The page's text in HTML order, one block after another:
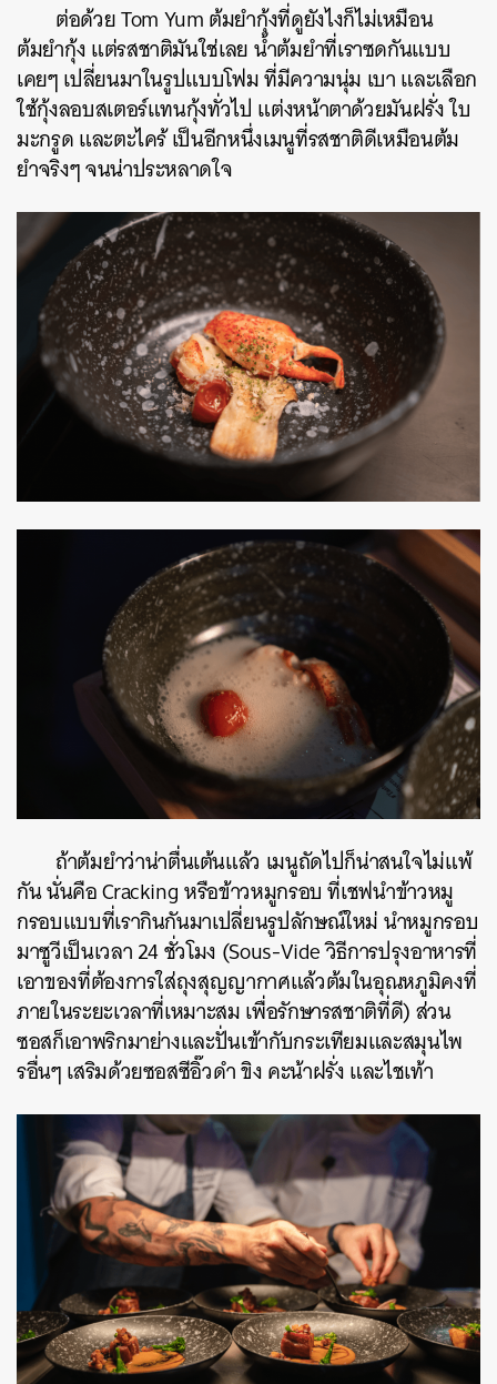
ต่อด้วย Tom Yum ต้มยำกุ้งที่ดูยังไงก็ไม่เหมือน
ต้มยำกุ้ง แต่รสชาติมันใช่เลย น้ำต้มยำที่เราซดกันแบบ
เคยๆ เปลี่ยนมาในรูปแบบโฟม ที่มีความนุ่ม เบา และเลือก
ใช้กุ้งลอบสเตอร์แทนกุ้งทั่วไป แต่งหน้าตาด้วยมันฝรั่ง ใบ
มะกรูด และตะไคร้ เป็นอีกหนึ่งเมนูที่รสชาติดีเหมือนต้ม
ยำจริงๆ จนน่าประหลาดใจ
ถ้าต้มยำว่าน่าตื่นเต้นแล้ว เมนูถัดไปก็น่าสนใจไม่แพ้
กัน นั่นคือ Cracking หรือข้าวหมูกรอบ ที่เชฟนำข้าวหมู
กรอบแบบที่เรากินกันมาเปลี่ยนรูปลักษณ์ใหม่ นำหมูกรอบ
มาซูวีเป็นเวลา 24 ชั่วโมง (Sous-Vide วิธีการปรุงอาหารที่
เอาของที่ต้องการใส่ถุงสุญญากาศแล้วต้มในอุณหภูมิคงที่
ภายในระยะเวลาที่เหมาะสม เพื่อรักษารสชาติที่ดี) ส่วน
ซอสก็เอาพริกมาย่างและปั่นเข้ากับกระเทียมและสมุนไพ
รอื่นๆ เสริมด้วยซอสซีอิ๊วดำ ขิง คะน้าฝรั่ง และไชเท้า
ค้นหา
SHARE TWEET LINE EMAIL